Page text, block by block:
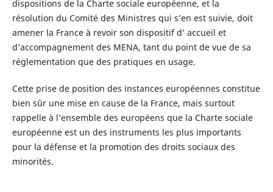
dispositions de la Charte sociale européenne, et la
résolution du Comité des Ministres qui s’en est suivie, doit
amener la France à revoir son dispositif d’ accueil et
d’accompagnement des MENA, tant du point de vue de sa
réglementation que des pratiques en usage.
Cette prise de position des instances européennes constitue
bien sûr une mise en cause de la France, mais surtout
rappelle à l’ensemble des européens que la Charte sociale
européenne est un des instruments les plus importants
pour la défense et la promotion des droits sociaux des
minorités.